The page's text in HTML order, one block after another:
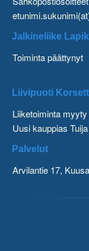
Jalkineliike
Toiminta päättynyt
Liivipuoti
Liiketoiminta myyty
Uusi kauppias
Palvelut
Arvilantie 17,